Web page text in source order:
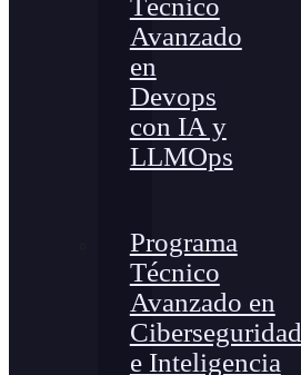
Técnico
Avanzado
en
Devops
con IA y
LLMOps
Programa
Técnico
Avanzado en
Ciberseguridad
e Inteligencia